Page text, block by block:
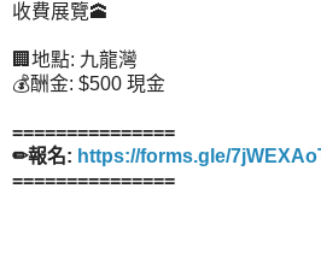
收費展覽🕋
🏢地點: 九龍灣
💰酬金: $500 現金
===============
✏報名: https://forms.gle/
===============